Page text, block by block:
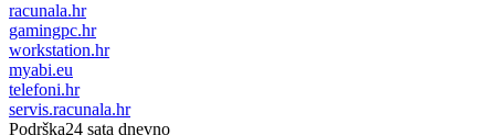
racunala.hr
gamingpc.hr
workstation.hr
myabi.eu
telefoni.hr
servis.racunala.hr
Podrška24 sata dnevno